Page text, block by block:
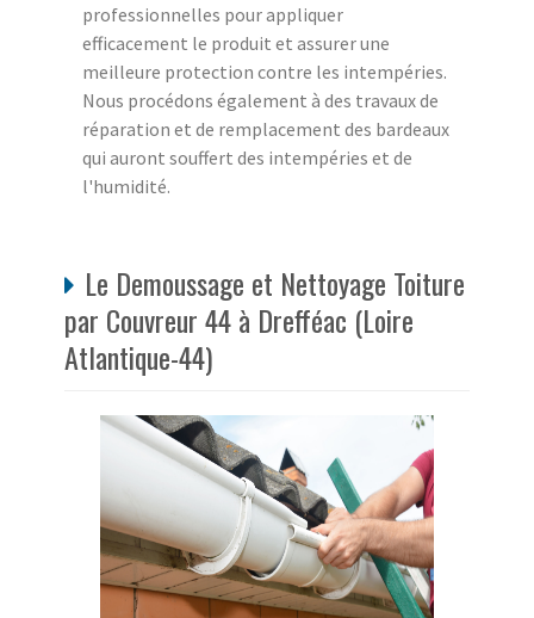
professionnelles pour appliquer
efficacement le produit et assurer une
meilleure protection contre les intempéries.
Nous procédons également à des travaux de
réparation et de remplacement des bardeaux
qui auront souffert des intempéries et de
l'humidité.
Le Demoussage et Nettoyage Toiture
par Couvreur 44 à Drefféac (Loire
Atlantique-44)